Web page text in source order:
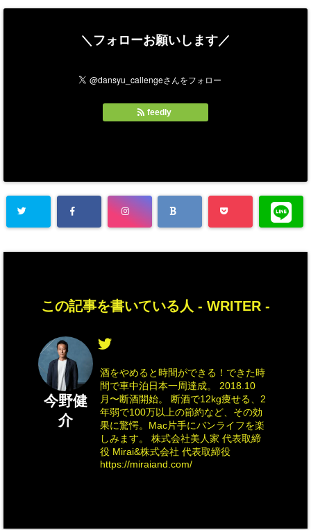
＼フォローお願いします／
feedly
この記事を書いている人 - WRITER -
今野健
介
酒をやめると時間ができる！できた時
間で車中泊日本一周達成。 2018.10
月〜断酒開始。 断酒で12kg痩せる、2
年弱で100万以上の節約など、その効
果に驚愕。Mac片手にバンライフを楽
しみます。 株式会社美人家 代表取締
役 Mirai&株式会社 代表取締役
https://miraiand.com/